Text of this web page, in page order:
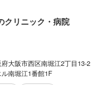
クリニック・病院
府大阪市西区南堀江2丁目13-2
ル南堀江1番館1F